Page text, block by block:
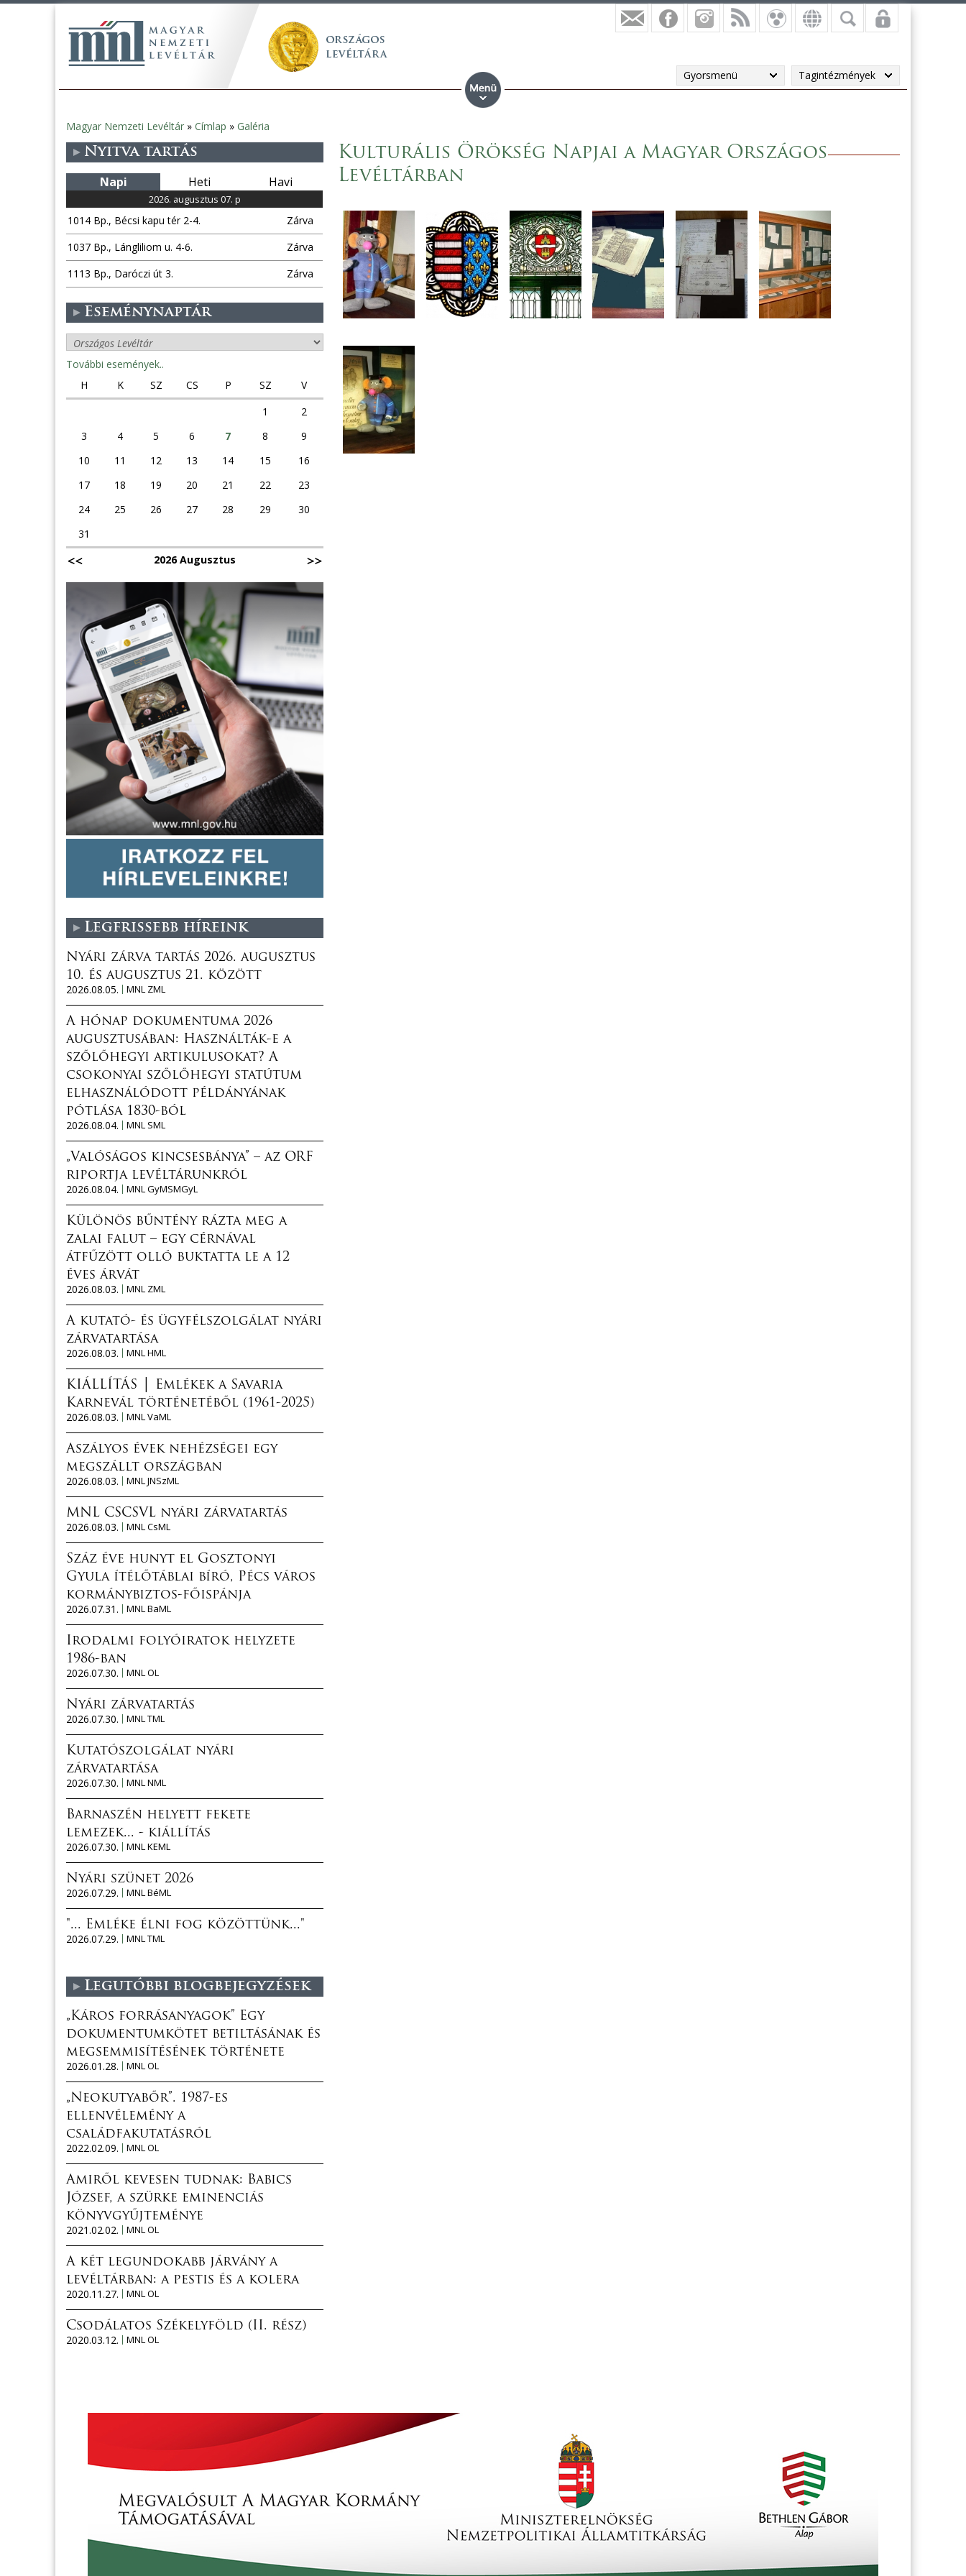
Gyorsmenü Tagintézmények
Jelenlegi
hely
Magyar Nemzeti Levéltár » Címlap » Galéria
Kulturális Örökség Napjai a Magyar Országos
Levéltárban
Nyitva tartás
Napi Heti Havi
2026. augusztus 07. p
1014 Bp., Bécsi kapu tér 2-4.
Zárva
1037 Bp., Lángliliom u. 4-6.
Zárva
1113 Bp., Daróczi út 3.
Zárva
Eseménynaptár
További események..
H
K SZ CS P SZ
V
1
2
3
4 5 6 7 8
9
10
11 12 13 14 15
16
17
18 19 20 21 22
23
24
25 26 27 28 29
30
31
2026 Augusztus
Legfrissebb híreink
Nyári zárva tartás 2026. augusztus
10. és augusztus 21. között
2026.08.05.
MNL ZML
A hónap dokumentuma 2026
augusztusában: Használták-e a
szőlőhegyi artikulusokat? A
csokonyai szőlőhegyi statútum
elhasználódott példányának
pótlása 1830-ból
2026.08.04.
MNL SML
„Valóságos kincsesbánya” – az ORF
riportja levéltárunkról
2026.08.04.
MNL GyMSMGyL
Különös bűntény rázta meg a
zalai falut – egy cérnával
átfűzött olló buktatta le a 12
éves árvát
2026.08.03.
MNL ZML
A kutató- és ügyfélszolgálat nyári
zárvatartása
2026.08.03.
MNL HML
KIÁLLÍTÁS │ Emlékek a Savaria
Karnevál történetéből (1961-2025)
2026.08.03.
MNL VaML
Aszályos évek nehézségei egy
megszállt országban
2026.08.03.
MNL JNSzML
MNL CSCSVL nyári zárvatartás
2026.08.03.
MNL CsML
Száz éve hunyt el Gosztonyi
Gyula ítélőtáblai bíró, Pécs város
kormánybiztos-főispánja
2026.07.31.
MNL BaML
Irodalmi folyóiratok helyzete
1986-ban
2026.07.30.
MNL OL
Nyári zárvatartás
2026.07.30.
MNL TML
Kutatószolgálat nyári
zárvatartása
2026.07.30.
MNL NML
Barnaszén helyett fekete
lemezek... - kiállítás
2026.07.30.
MNL KEML
Nyári szünet 2026
2026.07.29.
MNL BéML
"... Emléke élni fog közöttünk..."
2026.07.29.
MNL TML
Legutóbbi blogbejegyzések
„Káros forrásanyagok” Egy
dokumentumkötet betiltásának és
megsemmisítésének története
2026.01.28.
MNL OL
„Neokutyabőr”. 1987-es
ellenvélemény a
családfakutatásról
2022.02.09.
MNL OL
Amiről kevesen tudnak: Babics
József, a szürke eminenciás
könyvgyűjteménye
2021.02.02.
MNL OL
A két legundokabb járvány a
levéltárban: a pestis és a kolera
2020.11.27.
MNL OL
Csodálatos Székelyföld (II. rész)
2020.03.12.
MNL OL